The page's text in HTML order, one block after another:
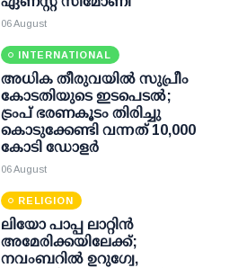
06 August
INTERNATIONAL
അധിക തീരുവയില്‍ സുപ്രീം
കോടതിയുടെ ഇടപെടല്‍;
ട്രംപ് ഭരണകൂടം തിരിച്ചു
കൊടുക്കേണ്ടി വന്നത് 10,000
കോടി ഡോളര്‍
06 August
RELIGION
ലിയോ പാപ്പ ലാറ്റിൻ
അമേരിക്കയിലേക്ക്;
നവംബറിൽ ഉറുഗ്വേ,